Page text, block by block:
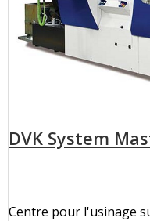
DVK System
Centre pour l'usinage